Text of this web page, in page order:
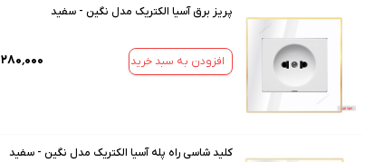
پریز برق آسیا الکتریک مدل نگین - سفید
افزودن به سبد خرید ۲۸۰٬۰۰۰
کلید شاسی راه پله آسیا الکتریک مدل نگین - سفید